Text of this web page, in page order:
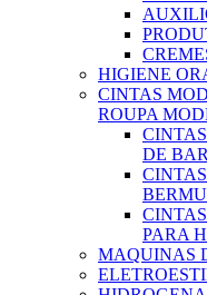
HIGIENE
CINTAS
ROUPA
DE
PARA
MAQUINAS